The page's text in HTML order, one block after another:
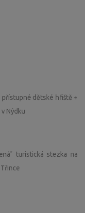
dětské hřiště +
Nýdku
turistická stezka na